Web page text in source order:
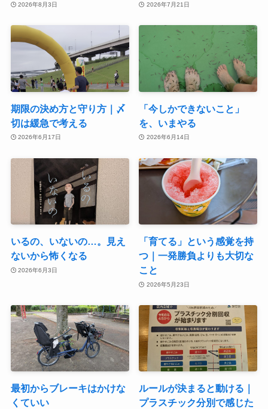
2026年8月3日 2026年7月21日
期限の決め方と守り方｜〆
切は緩急で考える
2026年6月17日
「今しかできないこと」
を、いまやる
2026年6月14日
いるの、いないの…。見え
ないから怖くなる
2026年6月3日
「育てる」という感覚を持
つ｜一発勝負よりも大切な
こと
2026年5月23日
最初からブレーキはかけな
くていい
ルールが決まると動ける｜
プラスチック分別で感じた